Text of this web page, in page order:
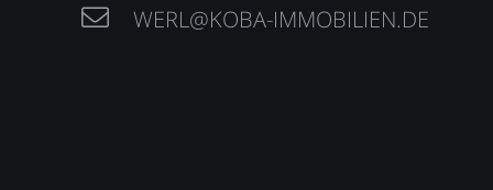
WERL@KOBA-IMMOBILIEN.DE